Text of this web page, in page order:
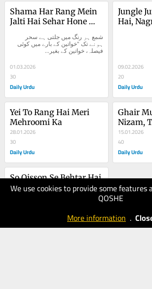
We use cookies to provide some features
QOSHE
More information .
Shama Har Rang Mein
Jalti Hai Sehar Hone
فیصلہ، خواتین کے بغیر...
01.03.2026
30
Daily Urdu
Jungle
Hai,
09.02.2026
20
Daily Urdu
Yei To Rang Hai Meri
Mehroomi Ka
28.01.2026
30
Daily Urdu
Ghair
Nizam,
Muashra
15.01.2026
40
Daily Urdu
So Qisson Se Behtar Hai
Kahani Mere Dil Ki